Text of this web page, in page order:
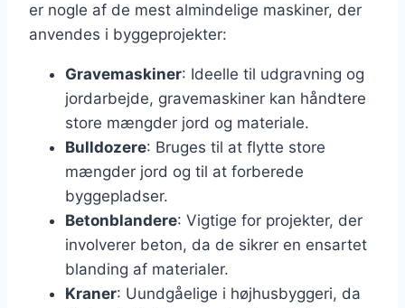
er nogle af de mest almindelige maskiner, der
anvendes i byggeprojekter:
Gravemaskiner: Ideelle til udgravning og
jordarbejde, gravemaskiner kan håndtere
store mængder jord og materiale.
Bulldozere: Bruges til at flytte store
mængder jord og til at forberede
byggepladser.
Betonblandere: Vigtige for projekter, der
involverer beton, da de sikrer en ensartet
blanding af materialer.
Kraner: Uundgåelige i højhusbyggeri, da